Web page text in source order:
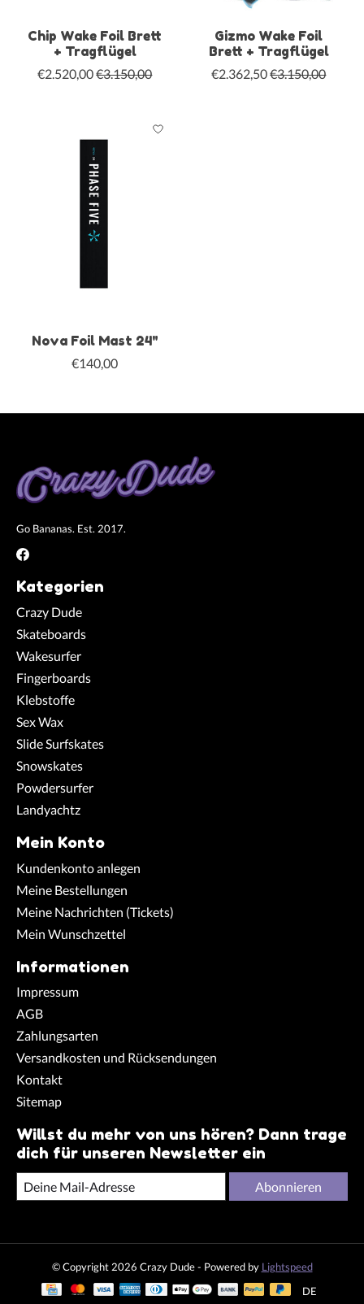
Chip Wake Foil Brett
+ Tragflügel
€2.520,00€3.150,00
Gizmo Wake Foil
Brett + Tragflügel
€2.362,50€3.150,00
Nova Foil Mast 24"
€140,00
Go Bananas. Est. 2017.
Kategorien
Crazy Dude
Skateboards
Wakesurfer
Fingerboards
Klebstoffe
Sex Wax
Slide Surfskates
Snowskates
Powdersurfer
Landyachtz
Mein Konto
Kundenkonto anlegen
Meine Bestellungen
Meine Nachrichten (Tickets)
Mein Wunschzettel
Informationen
Impressum
AGB
Zahlungsarten
Versandkosten und Rücksendungen
Kontakt
Sitemap
Willst du mehr von uns hören? Dann trage
dich für unseren Newsletter ein
Abonnieren
© Copyright 2026 Crazy Dude - Powered by Lightspeed
DE